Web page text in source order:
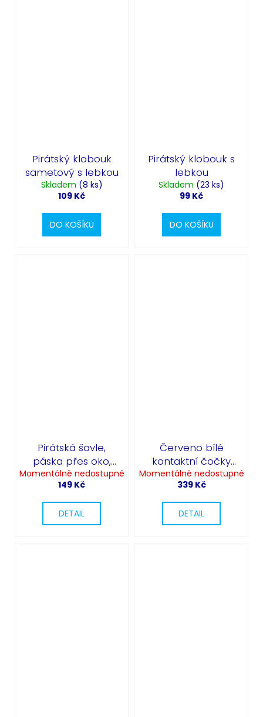
Pirátský klobouk
sametový s lebkou
Skladem (8 ks)
109 Kč
DO KOŠÍKU
Pirátský klobouk s
lebkou
Skladem (23 ks)
99 Kč
DO KOŠÍKU
Pirátská šavle,
páska přes oko,
náušnice,
náhrdelník
Momentálně nedostupné
149 Kč
DETAIL
Červeno bílé
kontaktní čočky
roční - Zombie
Night
Momentálně nedostupné
339 Kč
DETAIL